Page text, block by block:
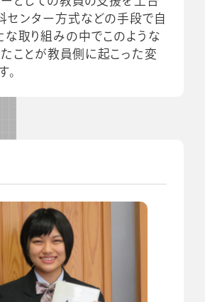
センター方式などの手段で自
な取り組みの中でこのような
ことが教員側に起こった変